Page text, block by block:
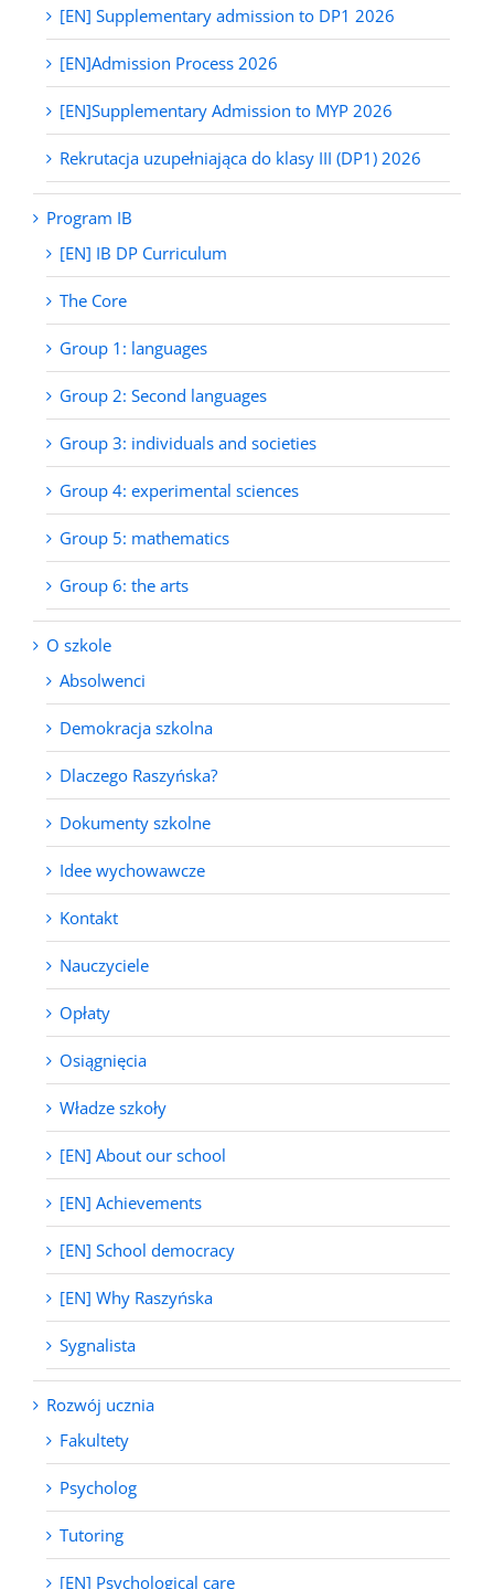
[EN] Supplementary admission to DP1 2026
[EN]Admission Process 2026
[EN]Supplementary Admission to MYP 2026
Rekrutacja uzupełniająca do klasy III (DP1) 2026
Program IB
[EN] IB DP Curriculum
The Core
Group 1: languages
Group 2: Second languages
Group 3: individuals and societies
Group 4: experimental sciences
Group 5: mathematics
Group 6: the arts
O szkole
Absolwenci
Demokracja szkolna
Dlaczego Raszyńska?
Dokumenty szkolne
Idee wychowawcze
Kontakt
Nauczyciele
Opłaty
Osiągnięcia
Władze szkoły
[EN] About our school
[EN] Achievements
[EN] School democracy
[EN] Why Raszyńska
Sygnalista
Rozwój ucznia
Fakultety
Psycholog
Tutoring
[EN] Psychological care